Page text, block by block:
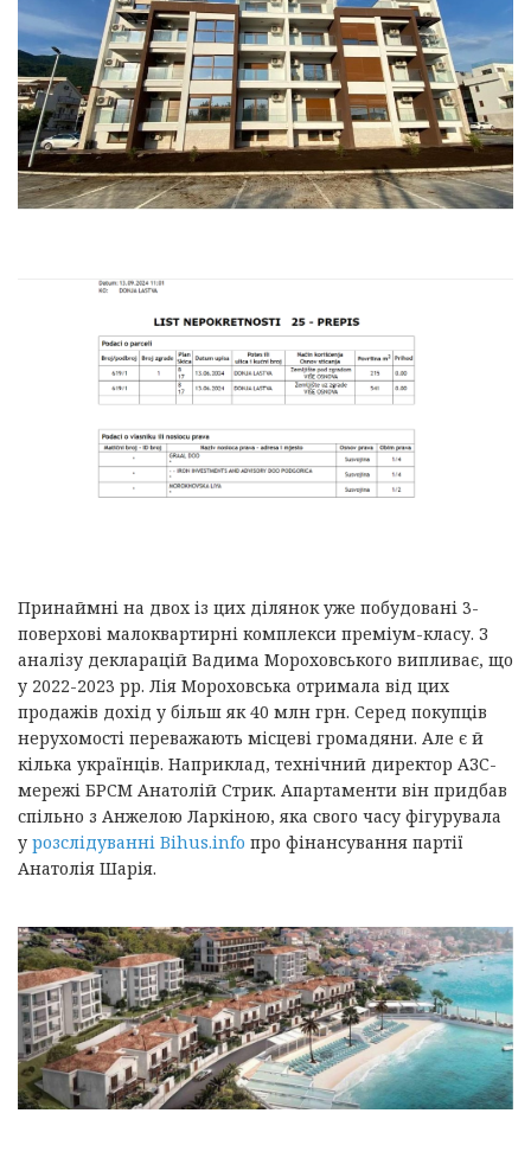
Принаймні на двох із цих ділянок уже побудовані 3-
поверхові малоквартирні комплекси преміум-класу. З
аналізу декларацій Вадима Мороховського випливає, що
у 2022-2023 рр. Лія Мороховська отримала від цих
продажів дохід у більш як 40 млн грн. Серед покупців
нерухомості переважають місцеві громадяни. Але є й
кілька українців. Наприклад, технічний директор АЗС-
мережі БРСМ Анатолій Стрик. Апартаменти він придбав
спільно з Анжелою Ларкіною, яка свого часу фігурувала
у розслідуванні Bihus.info про фінансування партії
Анатолія Шарія.